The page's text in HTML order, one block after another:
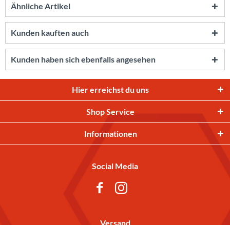
Ähnliche Artikel
Kunden kauften auch
Kunden haben sich ebenfalls angesehen
Hier erreichst du uns
Shop Service
Informationen
Social Media
Versand